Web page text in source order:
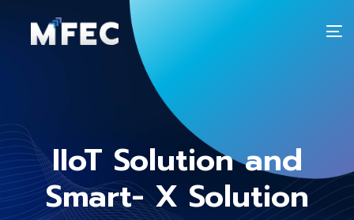
IIoT Solution and
Smart- X Solution